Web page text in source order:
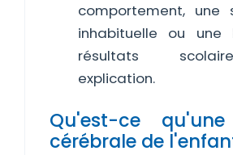
comportement, une
inhabituelle ou une
résultats
explication.
Qu'est-ce
cérébrale de